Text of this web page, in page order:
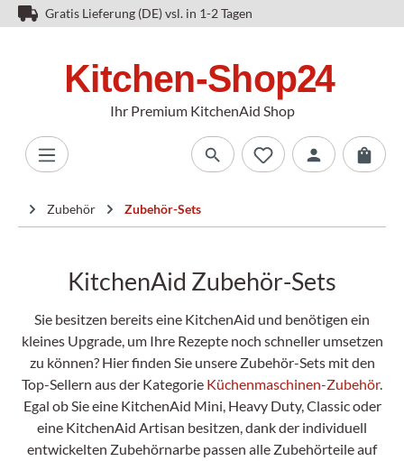
Gratis Lieferung (DE) vsl. in 1-2 Tagen
Ihr Premium KitchenAid Shop
Zubehör Zubehör-Sets
KitchenAid Zubehör-Sets
Sie besitzen bereits eine KitchenAid und benötigen ein
kleines Upgrade, um Ihre Rezepte noch schneller umsetzen
zu können? Hier finden Sie unsere Zubehör-Sets mit den
Top-Sellern aus der Kategorie Küchenmaschinen-Zubehör.
Egal ob Sie eine KitchenAid Mini, Heavy Duty, Classic oder
eine KitchenAid Artisan besitzen, dank der individuell
entwickelten Zubehörnarbe passen alle Zubehörteile auf